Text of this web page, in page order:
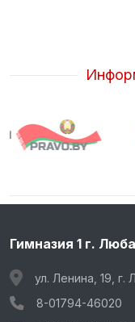
Гимназия 1 г.
ул. Ленина, 19, г.
8-01794-46020